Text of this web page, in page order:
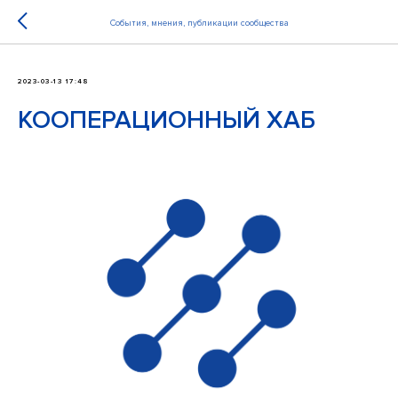
События, мнения, публикации сообщества
2023-03-13 17:48
КООПЕРАЦИОННЫЙ ХАБ